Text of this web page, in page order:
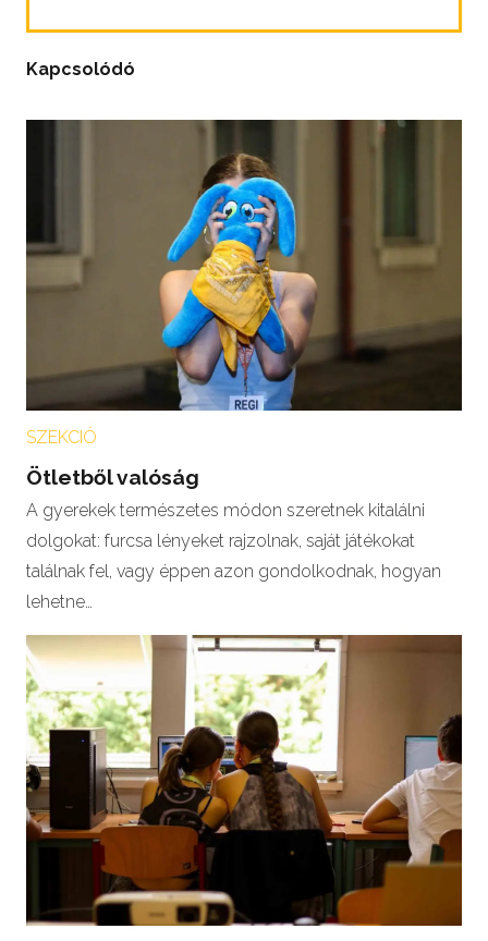
Kapcsolódó
SZEKCIÓ
Ötletből valóság
A gyerekek természetes módon szeretnek kitalálni
dolgokat: furcsa lényeket rajzolnak, saját játékokat
találnak fel, vagy éppen azon gondolkodnak, hogyan
lehetne…